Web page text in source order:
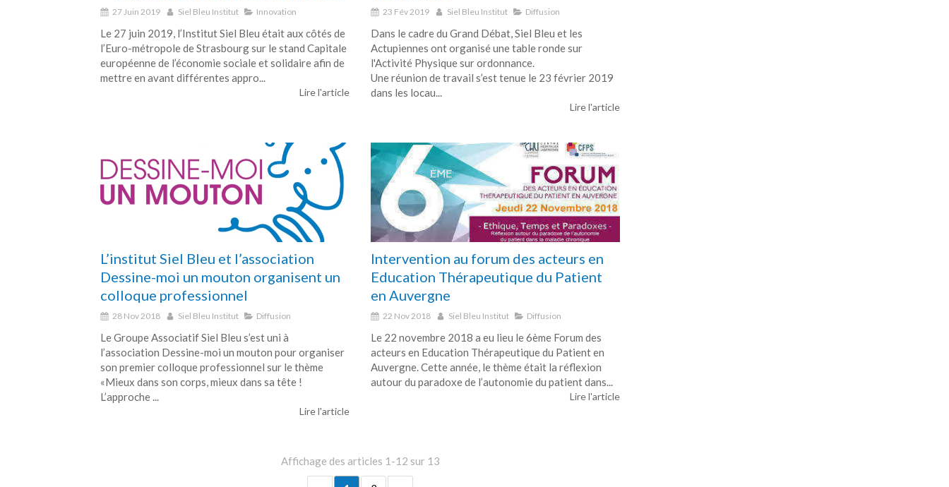
27 Juin 2019 Siel Bleu Institut Innovation
Le 27 juin 2019, l’Institut Siel Bleu était aux côtés de
l’Euro-métropole de Strasbourg sur le stand Capitale
européenne de l’économie sociale et solidaire afin de
mettre en avant différentes appro...
Lire l'article
23 Fév 2019 Siel Bleu Institut Diffusion
Dans le cadre du Grand Débat, Siel Bleu et les
Actupiennes ont organisé une table ronde sur
l'Activité Physique sur ordonnance.
Une réunion de travail s’est tenue le 23 février 2019
dans les locau...
Lire l'article
L’institut Siel Bleu et l’association
Dessine-moi un mouton organisent un
colloque professionnel
28 Nov 2018 Siel Bleu Institut Diffusion
Le Groupe Associatif Siel Bleu s’est uni à
l’association Dessine-moi un mouton pour organiser
son premier colloque professionnel sur le thème
«Mieux dans son corps, mieux dans sa tête !
L’approche ...
Lire l'article
Intervention au forum des acteurs en
Education Thérapeutique du Patient
en Auvergne
22 Nov 2018 Siel Bleu Institut Diffusion
Le 22 novembre 2018 a eu lieu le 6ème Forum des
acteurs en Education Thérapeutique du Patient en
Auvergne. Cette année, le thème était la réflexion
autour du paradoxe de l’autonomie du patient dans...
Lire l'article
Affichage des articles 1-12 sur 13